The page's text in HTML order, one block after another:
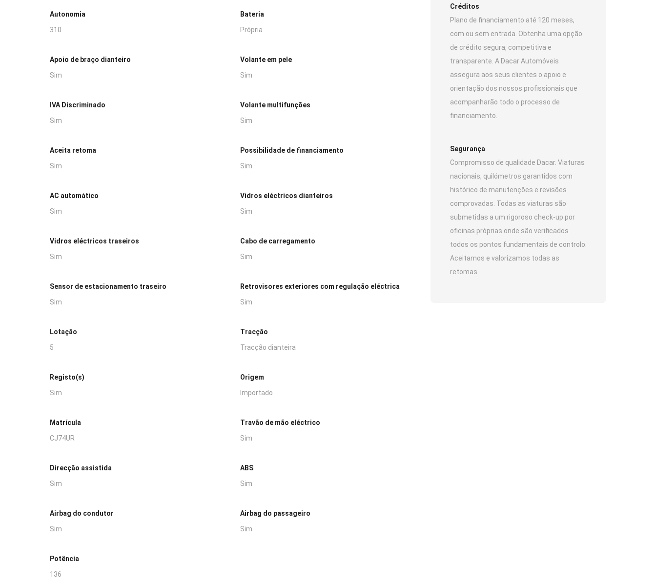
Autonomia
310
Bateria
Própria
Apoio de braço dianteiro
Sim
Volante em pele
Sim
IVA Discriminado
Sim
Volante multifunções
Sim
Aceita retoma
Sim
Possibilidade de financiamento
Sim
AC automático
Sim
Vidros eléctricos dianteiros
Sim
Vidros eléctricos traseiros
Sim
Cabo de carregamento
Sim
Sensor de estacionamento traseiro
Sim
Retrovisores exteriores com regulação eléctrica
Sim
Lotação
5
Tracção
Tracção dianteira
Registo(s)
Sim
Origem
Importado
Matrícula
CJ74UR
Travão de mão eléctrico
Sim
Direcção assistida
Sim
ABS
Sim
Airbag do condutor
Sim
Airbag do passageiro
Sim
Potência
136
Créditos
Plano de financiamento até 120 meses,
com ou sem entrada. Obtenha uma opção
de crédito segura, competitiva e
transparente. A Dacar Automóveis
assegura aos seus clientes o apoio e
orientação dos nossos profissionais que
acompanharão todo o processo de
financiamento.
Segurança
Compromisso de qualidade Dacar. Viaturas
nacionais, quilómetros garantidos com
histórico de manutenções e revisões
comprovadas. Todas as viaturas são
submetidas a um rigoroso check-up por
oficinas próprias onde são verificados
todos os pontos fundamentais de controlo.
Aceitamos e valorizamos todas as
retomas.